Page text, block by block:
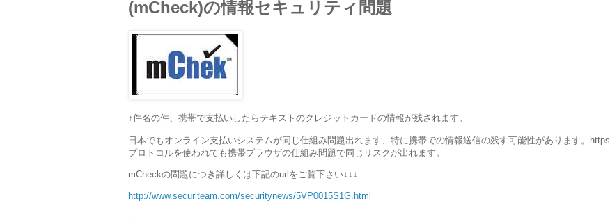
(mCheck)の情報セキュリティ問題
↑件名の件、携帯で支払いしたらテキストのクレジットカードの情報が残されます。
日本でもオンライン支払いシステムが同じ仕組み問題出れます、特に携帯での情報送信の残す可能性があります。https
プロトコルを使われても携帯ブラウザの仕組み問題で同じリスクが出れます。
mCheckの問題につき詳しくは下記のurlをご覧下さい↓↓↓
http://www.securiteam.com/securitynews/5VP0015S1G.html
---